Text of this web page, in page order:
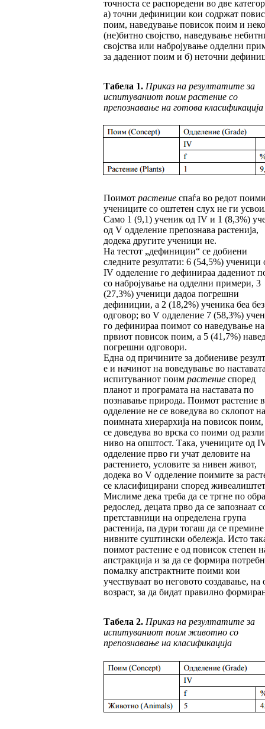
точноста се распоредени во две
а) точни дефиниции кои содржат
поим, наведување повисок поим и
(не)битно својство, наведување
својства или набројување одделни
за дадениот поим и б) неточни
Табела 1. Приказ на резултатите за
испитуваниот поим растение со
препознавање на готова класификација
Поимот растениеспаѓа во редот
учениците со оштетен слух не ги
Само 1 (9,1) ученик од IV и 1 (8,3%)
од V одделение препознава растенија,
додека другите ученици не.
На тестот „дефиниции“ се добиени
следните резултати: 6 (54,5%) ученици
IV одделение го дефинираа дадениот
со набројување на одделни примери, 3
(27,3%) ученици дадоа погрешни
дефиниции, а 2 (18,2%) ученика беа без
одговор; во V одделение 7 (58,3%)
го дефинираа поимот со наведување на
првиот повисок поим, а 5 (41,7%)
погрешни одговори.
Една од причините за добиениве
е и начинот на воведување во
испитуваниот поим растениеспоред
планот и програмата на наставата по
познавање природа. Поимот растение
одделение не се воведува во склопот на
поимната хиерархија на повисок поим,
се доведува во врска со поими од
ниво на општост. Така, учениците од
одделение прво ги учат деловите на
растението, условите за нивен живот,
додека во V одделение поимите за
се класифицирани според
Мислиме дека треба да се тргне по
редослед, децата прво да се запознаат
претставници на определена група
растенија, па дури тогаш да се
нивните суштински обележја. Исто
поимот растение е од повисок степен
апстракција и за да се формира
помалку апстрактните поими кои
учествуваат во неговото создавање, на
возраст, за да бидат правилно
Табела 2. Приказ на резултатите за
испитуваниот поим животно со
препознавање на класификација